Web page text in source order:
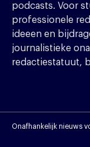
podcasts. Voor
professionele
ideeen en
journalistieke
redactiestatuut,
Onafhankelijk nieuws